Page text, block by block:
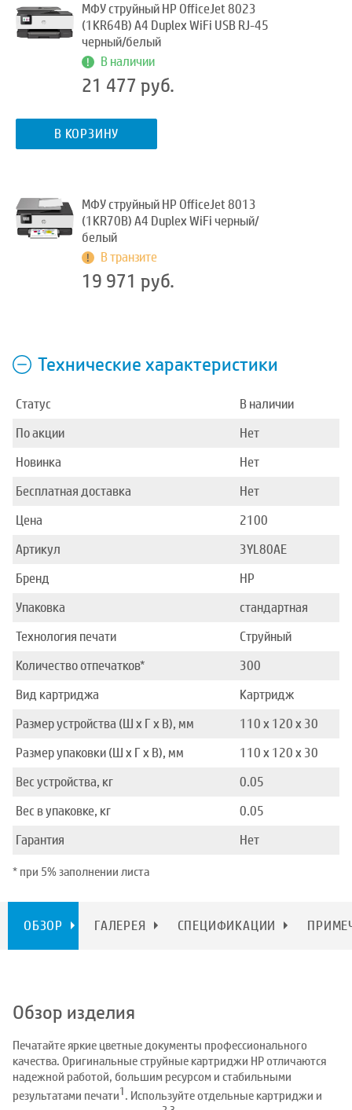
МФУ струйный HP OfficeJet 8023
(1KR64B) A4 Duplex WiFi USB RJ-45
черный/белый
В наличии
21 477 руб.
В КОРЗИНУ
МФУ струйный HP OfficeJet 8013
(1KR70B) A4 Duplex WiFi черный/
белый
В транзите
19 971 руб.
Технические характеристики
Статус
В наличии
По акции
Нет
Новинка
Нет
Бесплатная доставка
Нет
Цена
2100
Артикул
3YL80AE
Бренд
HP
Упаковка
стандартная
Технология печати
Струйный
Количество отпечатков*
300
Вид картриджа
Картридж
Размер устройства (Ш x Г x В), мм
110 x 120 x 30
Размер упаковки (Ш x Г x В), мм
110 x 120 x 30
Вес устройства, кг
0.05
Вес в упаковке, кг
0.05
Гарантия
Нет
* при 5% заполнении листа
ОБЗОР ГАЛЕРЕЯ СПЕЦИФИКАЦИИ
Обзор изделия
Печатайте яркие цветные документы профессионального
качества. Оригинальные струйные картриджи HP отличаются
надежной работой, большим ресурсом и стабильными
результатами печати1. Используйте отдельные картриджи и